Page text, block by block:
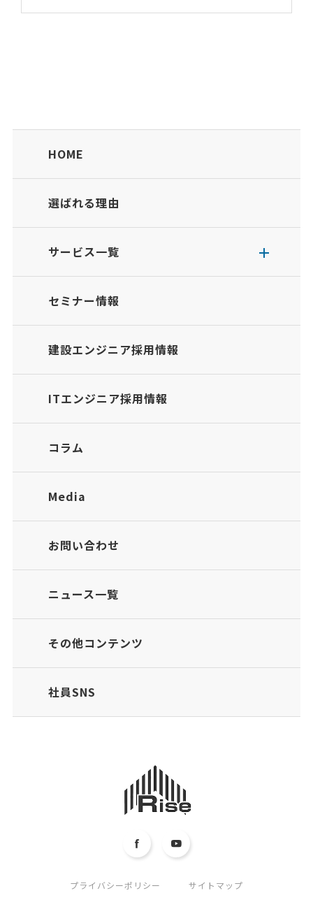
HOME
選ばれる理由
サービス一覧
セミナー情報
建設エンジニア採用情報
ITエンジニア採用情報
コラム
Media
お問い合わせ
ニュース一覧
その他コンテンツ
社員SNS
プライバシーポリシー
サイトマップ